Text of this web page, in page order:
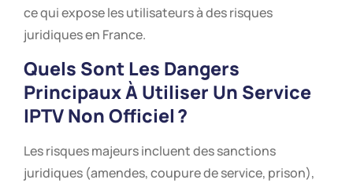
ce qui expose les utilisateurs à des risques
juridiques en France.
Quels Sont Les Dangers
Principaux À Utiliser Un Service
IPTV Non Officiel ?
Les risques majeurs incluent des sanctions
juridiques (amendes, coupure de service, prison),